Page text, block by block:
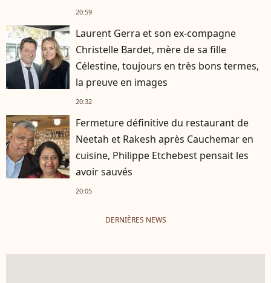
20:59
Laurent Gerra et son ex-compagne
Christelle Bardet, mère de sa fille
Célestine, toujours en très bons termes,
la preuve en images
20:32
Fermeture définitive du restaurant de
Neetah et Rakesh après Cauchemar en
cuisine, Philippe Etchebest pensait les
avoir sauvés
20:05
DERNIÈRES NEWS